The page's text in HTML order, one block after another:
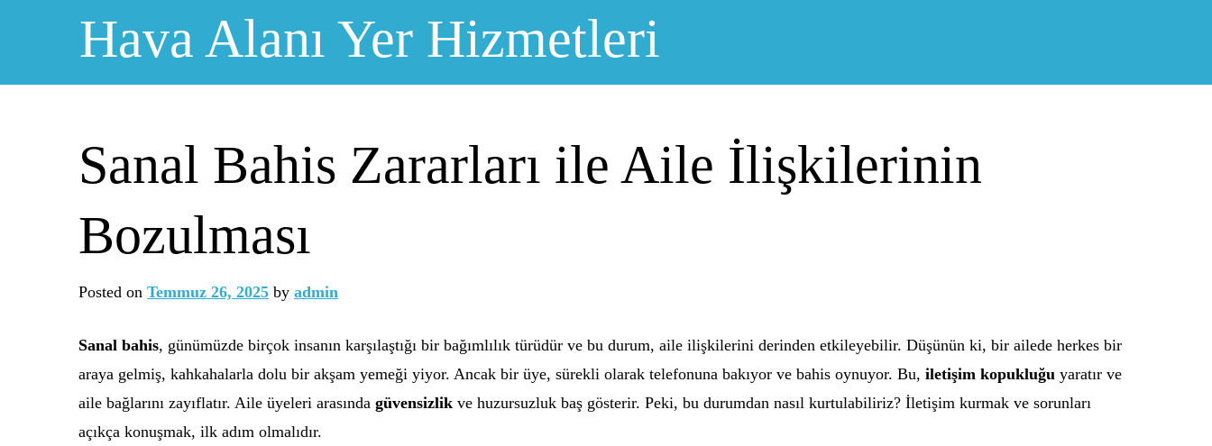
Hava Alanı Yer Hizmetleri
Sanal Bahis Zararları ile Aile İlişkilerinin
Bozulması
Posted on Temmuz 26, 2025 by admin
Sanal bahis, günümüzde birçok insanın karşılaştığı bir bağımlılık türüdür ve bu durum, aile ilişkilerini derinden etkileyebilir. Düşünün ki, bir ailede herkes bir
araya gelmiş, kahkahalarla dolu bir akşam yemeği yiyor. Ancak bir üye, sürekli olarak telefonuna bakıyor ve bahis oynuyor. Bu, iletişim kopukluğu yaratır ve
aile bağlarını zayıflatır. Aile üyeleri arasında güvensizlik ve huzursuzluk baş gösterir. Peki, bu durumdan nasıl kurtulabiliriz? İletişim kurmak ve sorunları
açıkça konuşmak, ilk adım olmalıdır.